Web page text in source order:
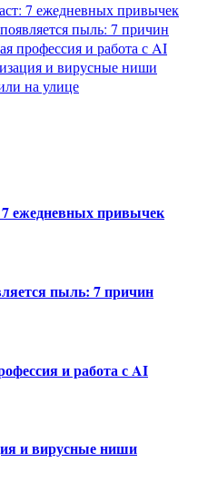
7 ежедневных привычек
пыль: 7 причин
профессия и работа с AI
и вирусные ниши
на улице
ежедневных привычек
пыль: 7 причин
и работа с AI
и вирусные ниши